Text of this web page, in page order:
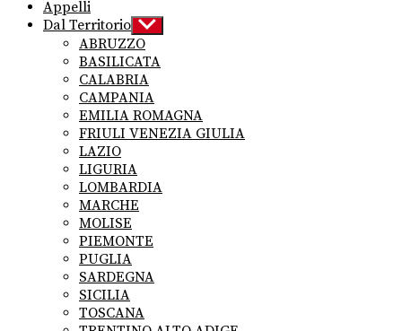
Appelli
Dal Territorio Show
sub
menu
ABRUZZO
BASILICATA
CALABRIA
CAMPANIA
EMILIA ROMAGNA
FRIULI VENEZIA GIULIA
LAZIO
LIGURIA
LOMBARDIA
MARCHE
MOLISE
PIEMONTE
PUGLIA
SARDEGNA
SICILIA
TOSCANA